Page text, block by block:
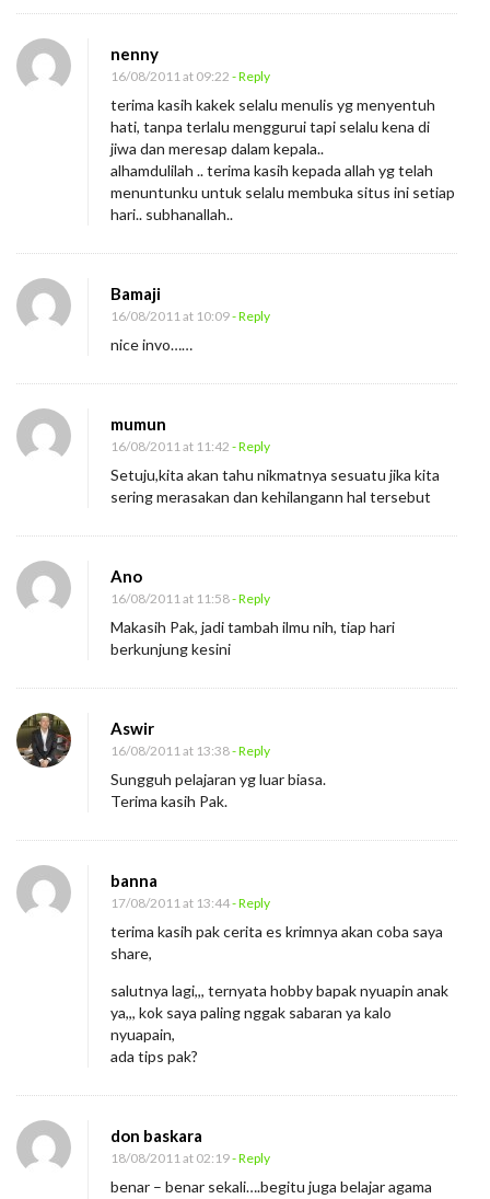
nenny
16/08/2011 at 09:22 - Reply
terima kasih kakek selalu menulis yg menyentuh
hati, tanpa terlalu menggurui tapi selalu kena di
jiwa dan meresap dalam kepala..
alhamdulilah .. terima kasih kepada allah yg telah
menuntunku untuk selalu membuka situs ini setiap
hari.. subhanallah..
Bamaji
16/08/2011 at 10:09- Reply
nice invo……
mumun
16/08/2011 at 11:42 - Reply
Setuju,kita akan tahu nikmatnya sesuatu jika kita
sering merasakan dan kehilangann hal tersebut
Ano
16/08/2011 at 11:58- Reply
Makasih Pak, jadi tambah ilmu nih, tiap hari
berkunjung kesini
Aswir
16/08/2011 at 13:38- Reply
Sungguh pelajaran yg luar biasa.
Terima kasih Pak.
banna
17/08/2011 at 13:44- Reply
terima kasih pak cerita es krimnya akan coba saya
share,
salutnya lagi,,, ternyata hobby bapak nyuapin anak
ya,,, kok saya paling nggak sabaran ya kalo
nyuapain,
ada tips pak?
don baskara
18/08/2011 at 02:19- Reply
benar – benar sekali….begitu juga belajar agama